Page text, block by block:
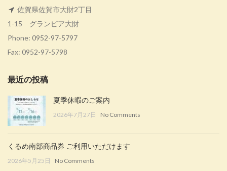
佐賀県佐賀市大財2丁目
1-15 グランピア大財
Phone: 0952-97-5797
Fax: 0952-97-5798
最近の投稿
夏季休暇のご案内
2026年7月27日 No Comments
くるめ南部商品券 ご利用いただけます
2026年5月25日 No Comments